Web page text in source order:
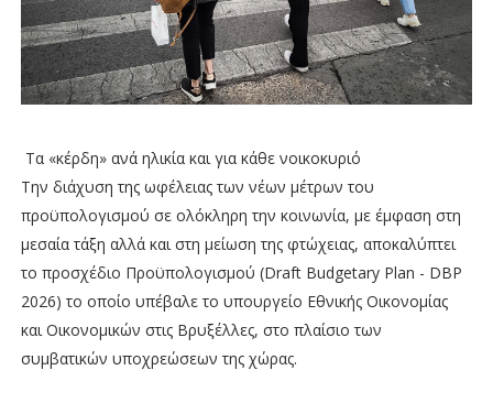
Τα «κέρδη» ανά ηλικία και για κάθε νοικοκυριό
Την διάχυση της ωφέλειας των νέων μέτρων του
προϋπολογισμού σε ολόκληρη την κοινωνία, με έμφαση στη
μεσαία τάξη αλλά και στη μείωση της φτώχειας, αποκαλύπτει
το προσχέδιο Προϋπολογισμού (Draft Budgetary Plan - DBP
2026) το οποίο υπέβαλε το υπουργείο Εθνικής Οικονομίας
και Οικονομικών στις Βρυξέλλες, στο πλαίσιο των
συμβατικών υποχρεώσεων της χώρας.